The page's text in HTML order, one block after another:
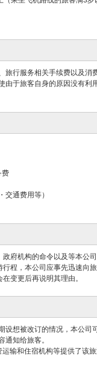
行服务相关手续费以及消
于旅客自身的原因没有利
费
通费用等）
府机构的命令以及等本公
程，本公司应事先迅速向
变更后再说明其理由。
想被改订的情况，本公司
知给旅客。
输和住宿机构等提供了该